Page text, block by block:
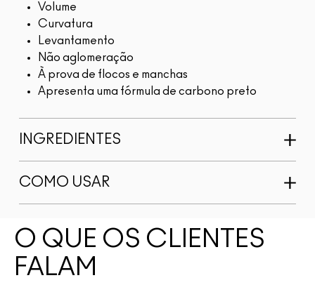
Volume
Curvatura
Levantamento
Não aglomeração
À prova de flocos e manchas
Apresenta uma fórmula de carbono preto
INGREDIENTES
COMO USAR
O QUE OS CLIENTES
FALAM